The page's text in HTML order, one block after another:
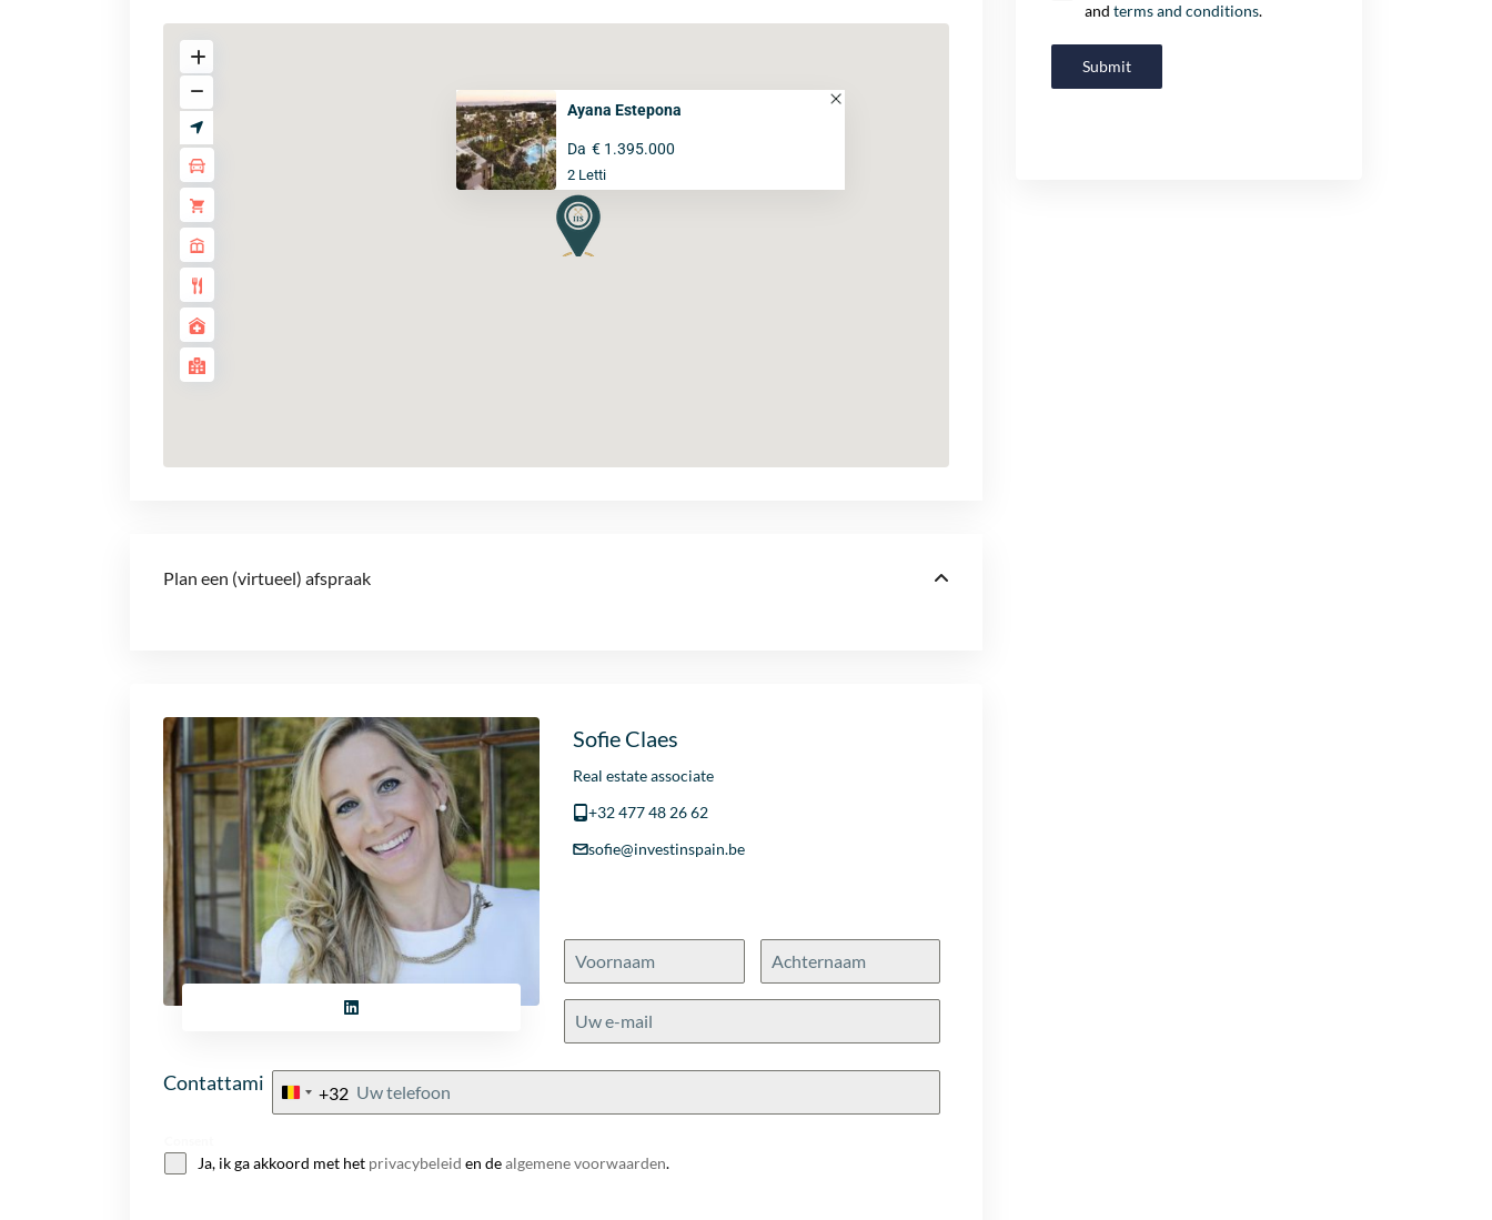
Ayana Estepona
Da € 1.395.000
2 Letti
Plan een (virtueel) afspraak
Sofie Claes
Real estate associate
+32 477 48 26 62
sofie@investinspain.be
Contattami
Belgium
+32
Ja, ik ga akkoord met het privacybeleid en dealgemene voorwaarden.
and terms and conditions.
Submit